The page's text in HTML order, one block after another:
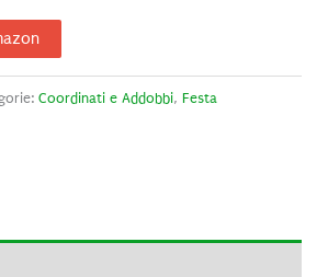
Coordinati e Addobbi, Festa